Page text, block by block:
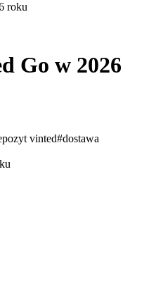
roku
Go w 2026
vinted#dostawa